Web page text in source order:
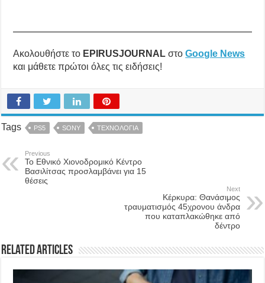
Ακολουθήστε το EPIRUSJOURNAL στοGoogle News
και μάθετε πρώτοι όλες τις ειδήσεις!
Tags PS5 SONY ΤΕΧΝΟΛΟΓΙΑ
Previous
Το Εθνικό Χιονοδρομικό Κέντρο
Βασιλίτσας προσλαμβάνει για 15
θέσεις
Next
Κέρκυρα: Θανάσιμος
τραυματισμός 45χρονου άνδρα
που καταπλακώθηκε από
δέντρο
Related Articles